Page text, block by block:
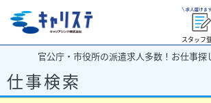
スタッフ
官公庁・市役所の派遣求人多数！お仕事探
仕事検索